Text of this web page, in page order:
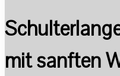
mit sanften